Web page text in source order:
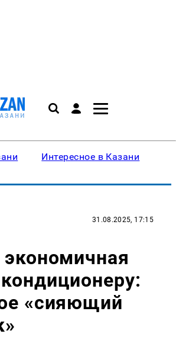
Интересное в Казани
31.08.2025, 17:15
«сияющий